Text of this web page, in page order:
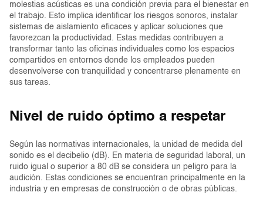
molestias acústicas es una condición previa para el bienestar en
el trabajo. Esto implica identificar los riesgos sonoros, instalar
sistemas de aislamiento eficaces y aplicar soluciones que
favorezcan la productividad. Estas medidas contribuyen a
transformar tanto las oficinas individuales como los espacios
compartidos en entornos donde los empleados pueden
desenvolverse con tranquilidad y concentrarse plenamente en
sus tareas.
Nivel de ruido óptimo a respetar
Según las normativas internacionales, la unidad de medida del
sonido es el decibelio (dB). En materia de seguridad laboral, un
ruido igual o superior a 80 dB se considera un peligro para la
audición. Estas condiciones se encuentran principalmente en la
industria y en empresas de construcción o de obras públicas.